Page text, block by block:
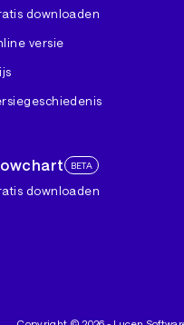
downloaden
versie
BETA
downloaden